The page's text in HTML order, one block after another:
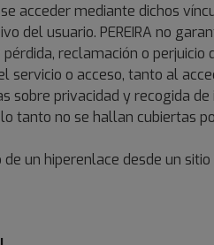
acceder mediante dichos
del usuario. PEREIRA no
reclamación o
o acceso, tanto al
sobre privacidad y recogida
tanto no se hallan cubiertas
un hiperenlace desde un